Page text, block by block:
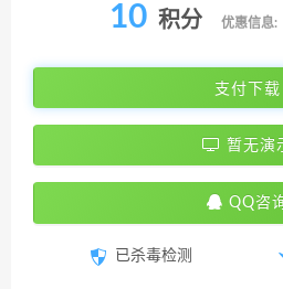
10 积分 优惠信息:
支付下载
暂无演
QQ咨
已杀毒检测